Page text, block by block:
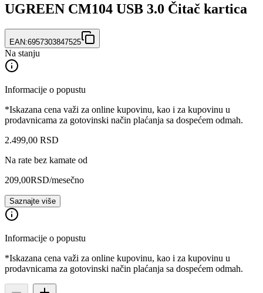
UGREEN CM104 USB 3.0 Čitač kartica
EAN:6957303847525
Na stanju
Informacije o popustu
*Iskazana cena važi za online kupovinu, kao i za kupovinu u
prodavnicama za gotovinski način plaćanja sa dospećem odmah.
2.499,00 RSD
Na rate bez kamate od
209,00RSD/mesečno
Saznajte više
Informacije o popustu
*Iskazana cena važi za online kupovinu, kao i za kupovinu u
prodavnicama za gotovinski način plaćanja sa dospećem odmah.